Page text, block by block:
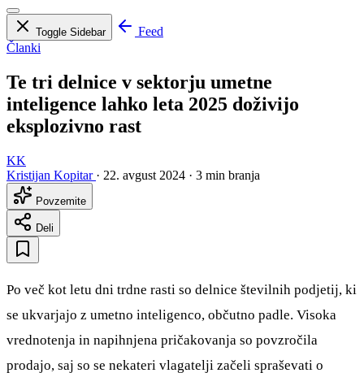
Toggle Sidebar
Feed
Članki
Te tri delnice v sektorju umetne
inteligence lahko leta 2025 doživijo
eksplozivno rast
KK
Kristijan Kopitar · 22. avgust 2024 · 3 min branja
Povzemite
Deli
Po več kot letu dni trdne rasti so delnice številnih podjetij, ki
se ukvarjajo z umetno inteligenco, občutno padle. Visoka
vrednotenja in napihnjena pričakovanja so povzročila
prodajo, saj so se nekateri vlagatelji začeli spraševati o